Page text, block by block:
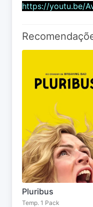
https://youtu.be/
Pluribus
Temp. 1 Pack